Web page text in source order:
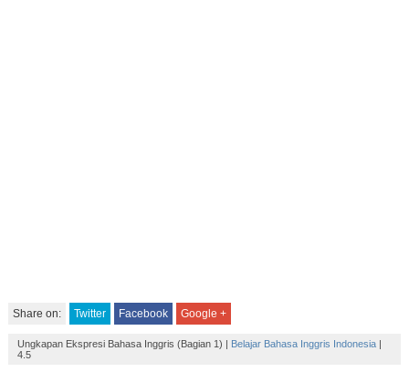
Share on: Twitter Facebook Google +
Ungkapan Ekspresi Bahasa Inggris (Bagian 1) | Belajar Bahasa Inggris Indonesia |
4.5